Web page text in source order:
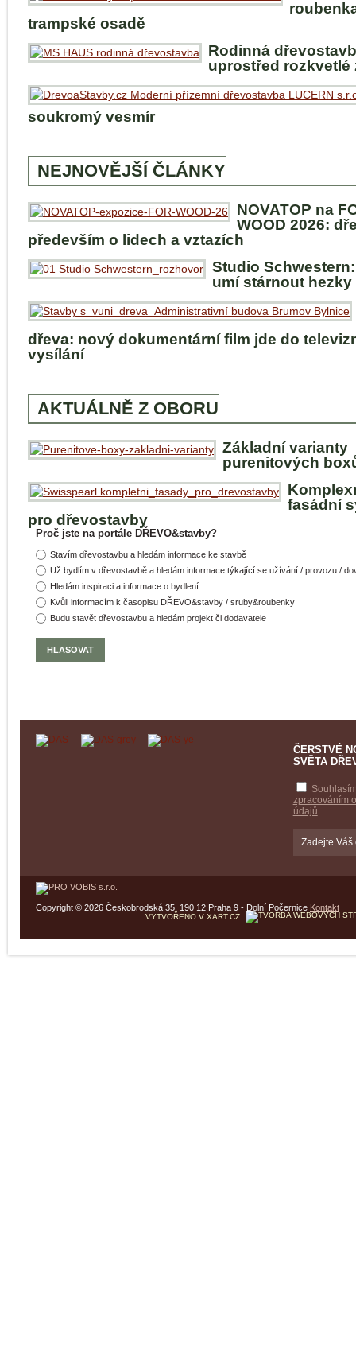
trampské osadě
Rodinná
uprostřed rozkvetlé
soukromý vesmír
NEJNOVĚJŠÍ ČLÁNKY
NOVATOP na
WOOD 2026:
především o lidech a vztazích
Studio
umí stárnout hezky
dřeva: nový dokumentární film jde do
vysílání
AKTUÁLNĚ Z OBORU
Základní varianty
purenitových
fasádní
pro dřevostavby
Proč jste na portále DŘEVO&stavby?
Stavím dřevostavbu a hledám informace ke stavbě
Už bydlím v dřevostavbě a hledám informace týkající se užívání / provozu /
Hledám inspiraci a informace o bydlení
Kvůli informacím k časopisu DŘEVO&stavby / sruby&roubenky
Budu stavět dřevostavbu a hledám projekt či dodavatele
ČERSTVÉ
SVĚTA
zpracováním
údajů
Copyright © 2026 Českobrodská 35, 190 12 Praha 9 - Dolní Počernice Kontakt
VYTVOŘENO V XART.CZ